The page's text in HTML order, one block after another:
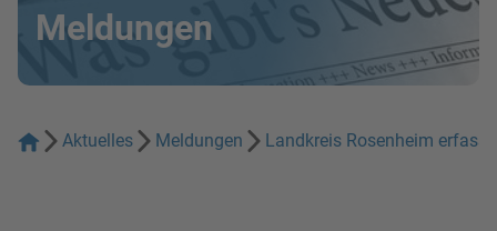
Meldungen
Aktuelles Meldungen Landkreis Rosenheim